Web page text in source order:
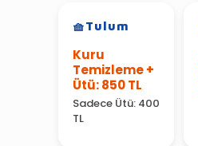
Tulum
Kuru
Temizleme +
Ütü: 850 TL
Sadece Ütü: 400
TL